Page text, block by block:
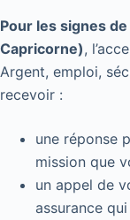
Pour les signes
Capricorne),
Argent, emploi,
recevoir :
une réponse
mission que
un appel de
assurance